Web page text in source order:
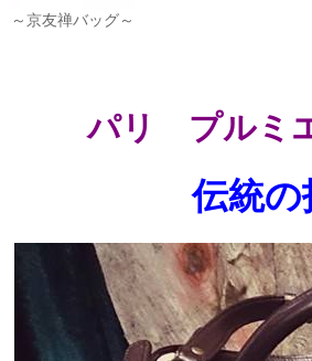
～京友禅バッグ～
パリ プルミ
伝統